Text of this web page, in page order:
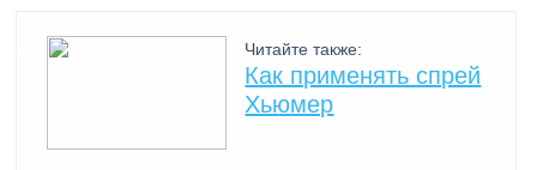
Читайте также:
Как применять спрей
Хьюмер